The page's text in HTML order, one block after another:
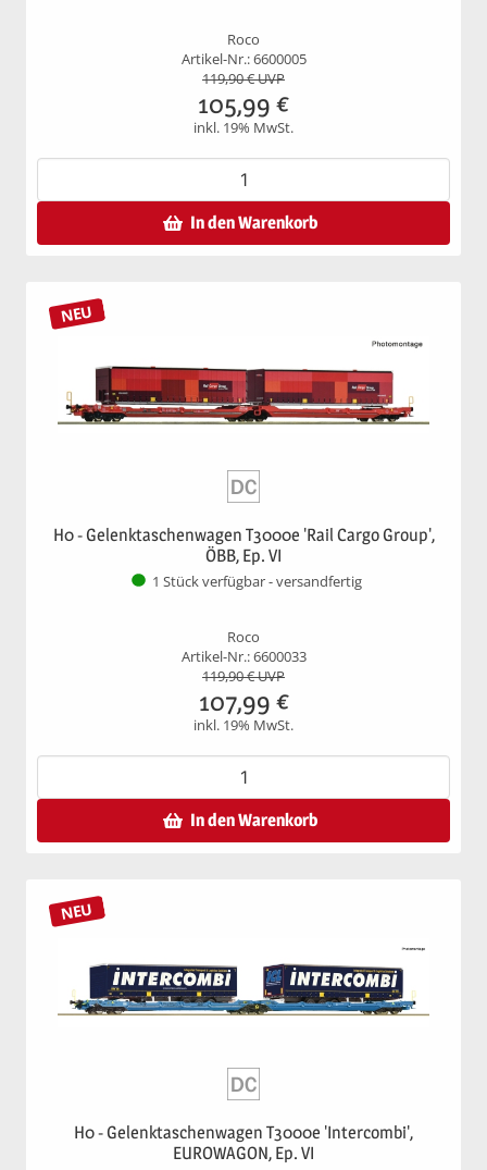
Roco
Artikel-Nr.: 6600005
119,90€ UVP
105,99 €
inkl. 19% MwSt.
In den Warenkorb
NEU
H0 - Gelenktaschenwagen T3000e 'Rail Cargo Group',
ÖBB, Ep. VI
1 Stück verfügbar - versandfertig
Roco
Artikel-Nr.: 6600033
119,90€ UVP
107,99 €
inkl. 19% MwSt.
In den Warenkorb
NEU
H0 - Gelenktaschenwagen T3000e 'Intercombi',
EUROWAGON, Ep. VI